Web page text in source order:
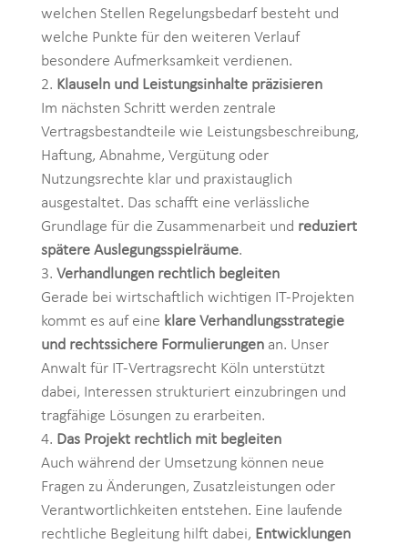
welchen Stellen Regelungsbedarf besteht und
welche Punkte für den weiteren Verlauf
besondere Aufmerksamkeit verdienen.
Klauseln und Leistungsinhalte präzisieren
Im nächsten Schritt werden zentrale
Vertragsbestandteile wie Leistungsbeschreibung,
Haftung, Abnahme, Vergütung oder
Nutzungsrechte klar und praxistauglich
ausgestaltet. Das schafft eine verlässliche
Grundlage für die Zusammenarbeit und reduziert
spätere Auslegungsspielräume.
Verhandlungen rechtlich begleiten
Gerade bei wirtschaftlich wichtigen IT-Projekten
kommt es auf eine klare Verhandlungsstrategie
und rechtssichere Formulierungenan. Unser
Anwalt für IT-Vertragsrecht Köln unterstützt
dabei, Interessen strukturiert einzubringen und
tragfähige Lösungen zu erarbeiten.
Das Projekt rechtlich mit begleiten
Auch während der Umsetzung können neue
Fragen zu Änderungen, Zusatzleistungen oder
Verantwortlichkeiten entstehen. Eine laufende
rechtliche Begleitung hilft dabei, Entwicklungen